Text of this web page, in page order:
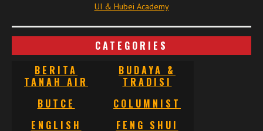
UI & Hubei Academy
CATEGORIES
BERITA
TANAH AIR
BUDAYA &
TRADISI
BUTCE
COLUMNIST
ENGLISH
FENG SHUI